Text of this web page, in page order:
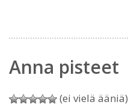
Anna pisteet
(ei vielä ääniä)